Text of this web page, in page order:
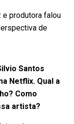
e produtora falou
de
Santos
Netflix. Qual a
Como
artista?